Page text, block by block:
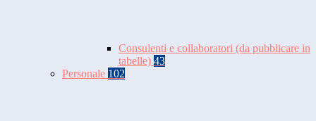
Consulenti e collaboratori (da pubblicare in
tabelle) 43
Personale 102